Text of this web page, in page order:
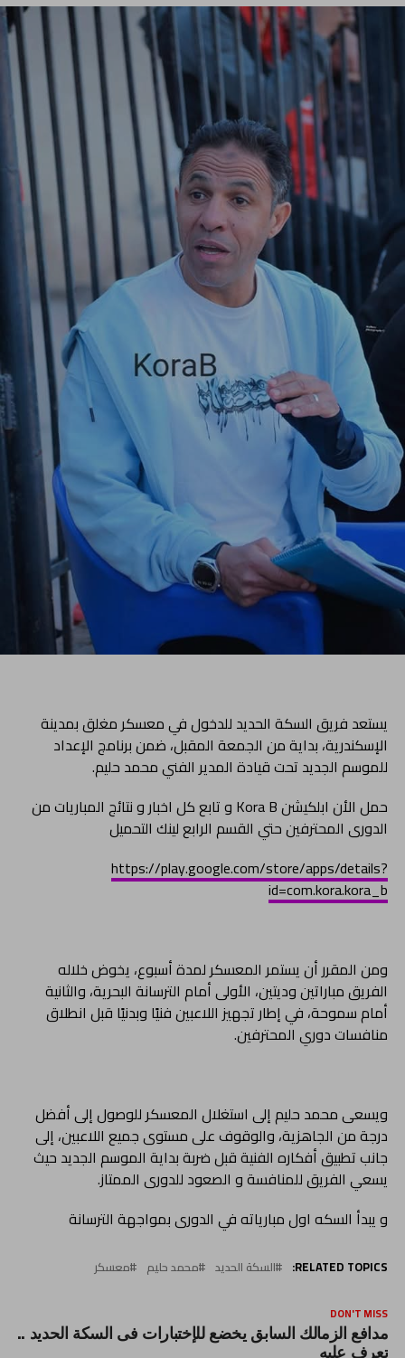
يستعد فريق السكة الحديد للدخول في معسكر مغلق بمدينة
الإسكندرية، بداية من الجمعة المقبل، ضمن برنامج الإعداد
للموسم الجديد تحت قيادة المدير الفني محمد حليم.
حمل الأن ابلكيشن Kora B و تابع كل اخبار و نتائج المباريات من
الدورى المحترفين حتي القسم الرابع لينك التحميل
https://play.google.com/store/apps/details?
id=com.kora.kora_b
ومن المقرر أن يستمر المعسكر لمدة أسبوع، يخوض خلاله
الفريق مباراتين وديتين، الأولى أمام الترسانة البحرية، والثانية
أمام سموحة، في إطار تجهيز اللاعبين فنيًا وبدنيًا قبل انطلاق
منافسات دوري المحترفين.
ويسعى محمد حليم إلى استغلال المعسكر للوصول إلى أفضل
درجة من الجاهزية، والوقوف على مستوى جميع اللاعبين، إلى
جانب تطبيق أفكاره الفنية قبل ضربة بداية الموسم الجديد حيث
يسعي الفريق للمنافسة و الصعود للدورى الممتاز.
و يبدأ السكه اول مبارياته في الدورى بمواجهة الترسانة
RELATED TOPICS: السكة الحديد محمد حليم معسكر
DON'T MISS
مدافع الزمالك السابق يخضع للإختبارات فى السكة الحديد ..
تعرف عليه